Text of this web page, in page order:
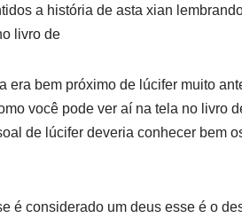
a história de asta xian
livro de
era bem próximo de lúcifer muito
você pode ver aí na tela no livro
de lúcifer deveria conhecer bem
é considerado um deus esse é o